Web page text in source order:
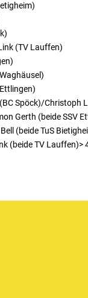
(TV Lauffen)
Spöck)/Christoph
Gerth (beide SSV
(beide TuS
(beide TV Lauffen)>